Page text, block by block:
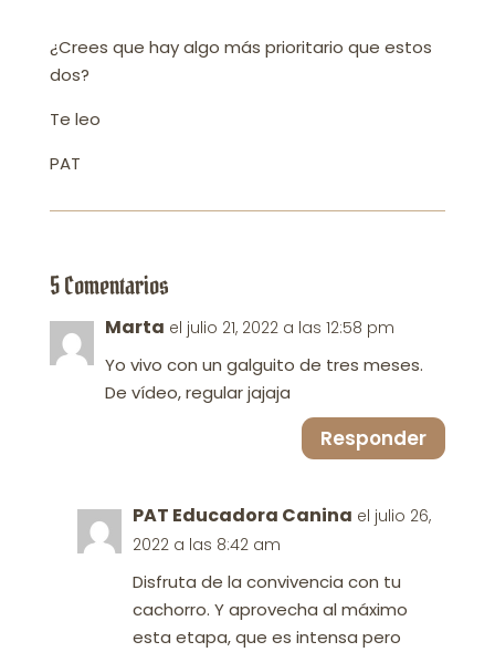
¿Crees que hay algo más prioritario que estos
dos?
Te leo
PAT
5 Comentarios
Marta el julio 21, 2022 a las 12:58 pm
Yo vivo con un galguito de tres meses.
De vídeo, regular jajaja
Responder
PAT Educadora Canina el julio 26,
2022 a las 8:42 am
Disfruta de la convivencia con tu
cachorro. Y aprovecha al máximo
esta etapa, que es intensa pero